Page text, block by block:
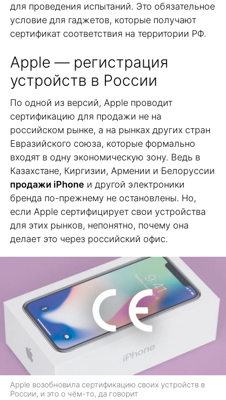
для проведения испытаний. Это обязательное
условие для гаджетов, которые получают
сертификат соответствия на территории РФ.
Apple — регистрация
устройств в России
По одной из версий, Apple проводит
сертификацию для продажи не на
российском рынке, а на рынках других стран
Евразийского союза, которые формально
входят в одну экономическую зону. Ведь в
Казахстане, Киргизии, Армении и Белоруссии
продажи iPhone и другой электроники
бренда по-прежнему не остановлены. Но,
если Apple сертифицирует свои устройства
для этих рынков, непонятно, почему она
делает это через российский офис.
Apple возобновила сертификацию своих устройств в
России, и это о чём-то, да говорит